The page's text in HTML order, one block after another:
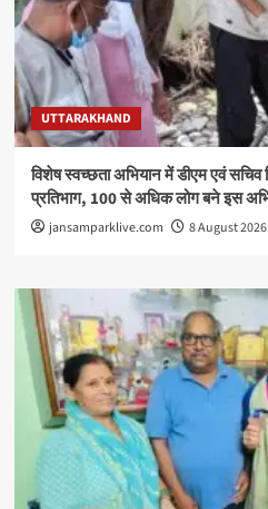
UTTARAKHAND
विशेष स्वच्छता अभियान में डीएम एवं सचिव
प्रतिभाग, 100 से अधिक लोग बने इस
jansamparklive.com 8 August 2026